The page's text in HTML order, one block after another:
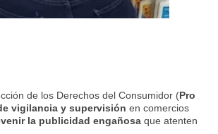
de los Derechos del Consumidor (Pro
vigilancia y supervisión en comercios
la publicidad engañosa que atenten